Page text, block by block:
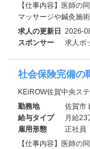
【仕事内容】医師の
マッサージや鍼灸施
求人の更新日 2026-
スポンサー
求人ボ
社会保険完備の
KEiROW佐賀中央ス
勤務地
佐賀市
給与タイプ
月給23
雇用形態
正社員
【仕事内容】医師の